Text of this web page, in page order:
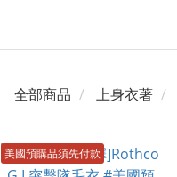
全部商品 上身衣著
美國預購品須先付款